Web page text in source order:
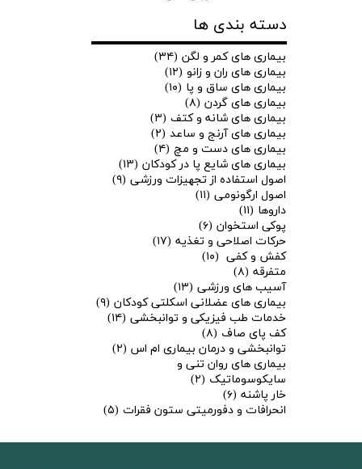
دسته بندی ها
بیماری های کمر و لگن (۳۴)
بیماری های ران و زانو (۱۲)
بیماری های ساق و پا (۱۰)
بیماری های گردن (۸)
بیماری های شانه و کتف (۳)
بیماری های آرنج و ساعد (۲)
بیماری های دست و مچ (۴)
بیماری های شایع پا در کودکان (۱۳)
اصول استفاده از تجهیزات ورزشی (۹)
اصول ارگونومی (۱۱)
داروها (۱۱)
پوکی استخوان (۶)
حرکات اصلاحی و تغذیه (۱۷)
کفش و کفی (۱۰)
متفرقه (۸)
آسیب های ورزشی (۱۳)
بیماری های عضلانی اسکلتی کودکان (۹)
خدمات طب فیزیکی و توانبخشی (۱۴)
کف پای صاف (۸)
توانبخشی و درمان بیماری ام اس (۲)
بیماری های روان تنی و
سایکوسوماتیک (۲)
خار پاشنه (۶)
انحرافات و دفورمیتی ستون فقرات (۵)